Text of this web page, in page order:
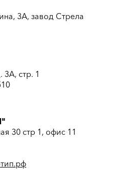
3А, завод Стрела
3А, стр. 1
30 стр 1, офис 11